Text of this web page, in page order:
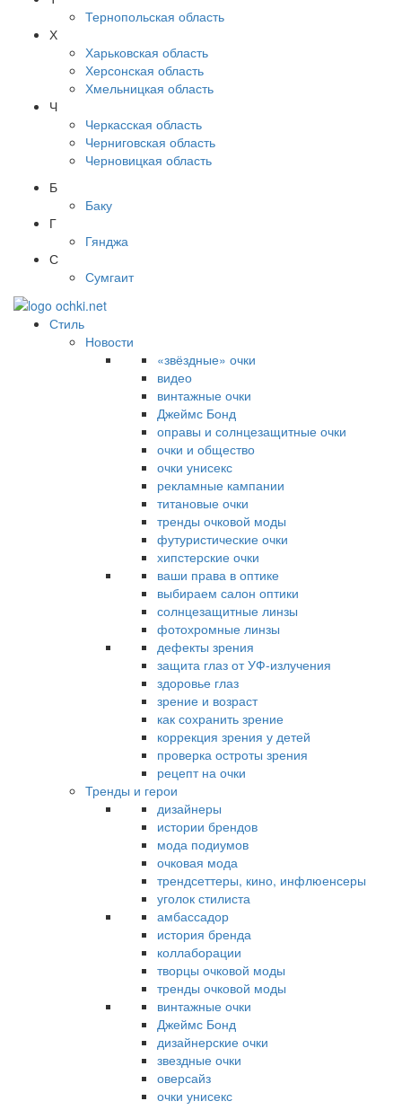
Тернопольская область
Х
Харьковская область
Херсонская область
Хмельницкая область
Ч
Черкасская область
Черниговская область
Черновицкая область
Б
Баку
Г
Гянджа
С
Сумгаит
Стиль
Новости
«звёздные» очки
видео
винтажные очки
Джеймс Бонд
оправы и солнцезащитные очки
очки и общество
очки унисекс
рекламные кампании
титановые очки
тренды очковой моды
футуристические очки
хипстерские очки
ваши права в оптике
выбираем салон оптики
солнцезащитные линзы
фотохромные линзы
дефекты зрения
защита глаз от УФ-излучения
здоровье глаз
зрение и возраст
как сохранить зрение
коррекция зрения у детей
проверка остроты зрения
рецепт на очки
Тренды и герои
дизайнеры
истории брендов
мода подиумов
очковая мода
трендсеттеры, кино, инфлюенсеры
уголок стилиста
амбассадор
история бренда
коллаборации
творцы очковой моды
тренды очковой моды
винтажные очки
Джеймс Бонд
дизайнерские очки
звездные очки
оверсайз
очки унисекс